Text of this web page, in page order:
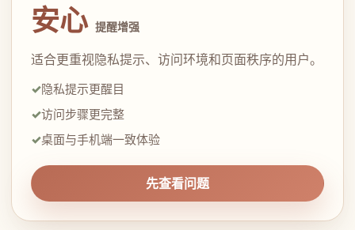
安心 提醒增强
适合更重视隐私提示、访问环境和页面秩序的用户。
隐私提示更醒目
访问步骤更完整
桌面与手机端一致体验
先查看问题